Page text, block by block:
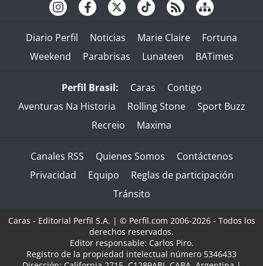
Diario Perfil Noticias Marie Claire
Fortuna
Weekend
Parabrisas Lunateen BATimes
Perfil Brasil: Caras
Contigo
Aventuras Na Historia
Rolling Stone
Sport Buzz
Recreio
Maxima
Canales RSS Quienes Somos
Contáctenos
Privacidad
Equipo
Reglas de participación
Tránsito
Caras - Editorial Perfil S.A. | © Perfil.com 2006-2026 - Todos los
derechos reservados.
Editor responsable: Carlos Piro.
Registro de la propiedad intelectual número 5346433